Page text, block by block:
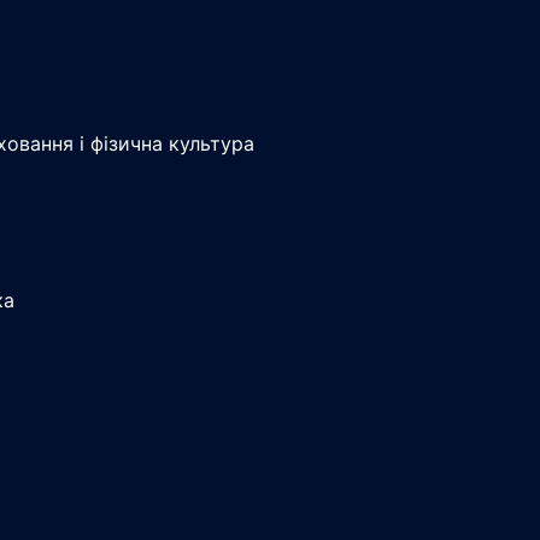
і фізична культура